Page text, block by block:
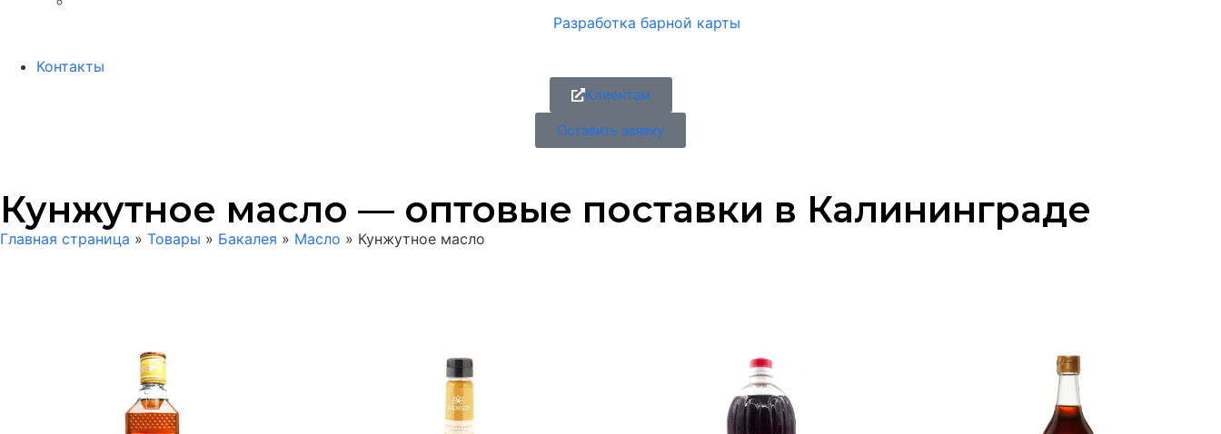
Разработка барной карты
Контакты
Клиентам
Оставить заявку
Кунжутное масло — оптовые поставки в Калининграде
Главная страница » Товары » Бакалея » Масло » Кунжутное масло